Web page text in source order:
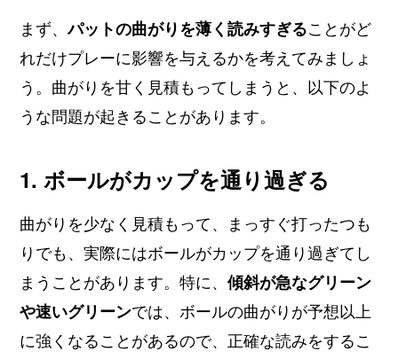
まず、パットの曲がりを薄く読みすぎることがど
れだけプレーに影響を与えるかを考えてみましょ
う。曲がりを甘く見積もってしまうと、以下のよ
うな問題が起きることがあります。
1. ボールがカップを通り過ぎる
曲がりを少なく見積もって、まっすぐ打ったつも
りでも、実際にはボールがカップを通り過ぎてし
まうことがあります。特に、傾斜が急なグリーン
や速いグリーンでは、ボールの曲がりが予想以上
に強くなることがあるので、正確な読みをするこ